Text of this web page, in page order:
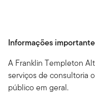
Informações
A Franklin Templeton
serviços de consultoria
público em geral.